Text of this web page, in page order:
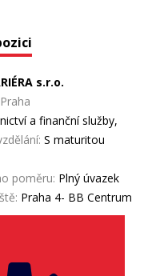
s.r.o.
a finanční služby,
S maturitou
poměru: Plný úvazek
Praha 4- BB Centrum